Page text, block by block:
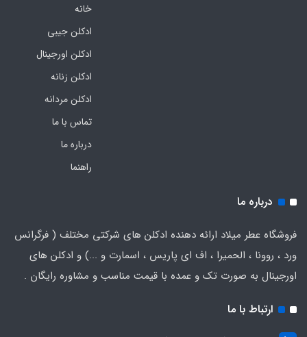
خانه
ادکلن جیبی
ادکلن اورجینال
ادکلن زنانه
ادکلن مردانه
تماس با ما
درباره ما
راهنما
درباره ما
فروشگاه عطر میلاد ارائه دهنده ادکلن های شرکتی مختلف ( فرگرانس
ورد ، روونا ، الحمیرا ، اف ای پاریس ، اسمارت و ...) و ادکلن های
اورجینال به صورت تک و عمده با قیمت مناسب و مشاوره رایگان .
ارتباط با ما